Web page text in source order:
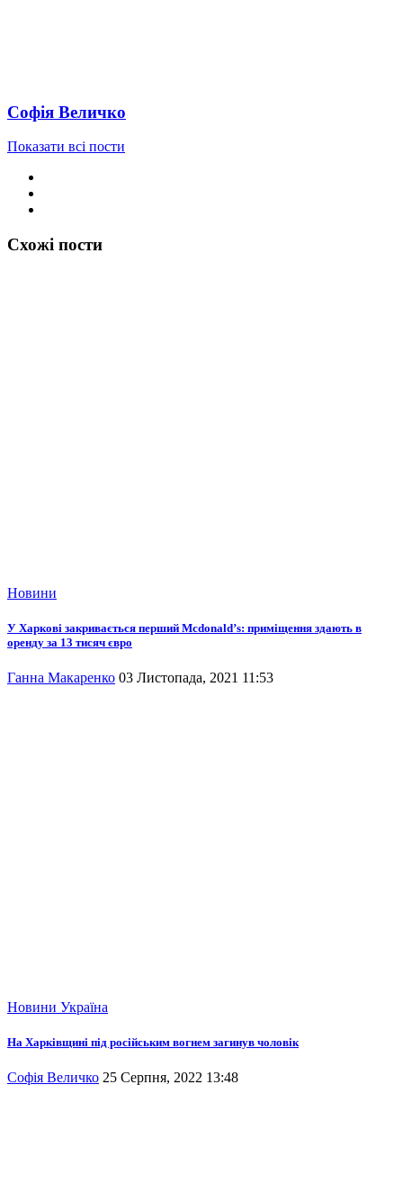
Софія Величко
Показати всі пости
Схожі пости
Новини
У Харкові закривається перший Mcdonald’s: приміщення здають в
оренду за 13 тисяч євро
Ганна Макаренко 03 Листопада, 2021 11:53
Новини Україна
На Харківщині під російським вогнем загинув чоловік
Софія Величко 25 Серпня, 2022 13:48